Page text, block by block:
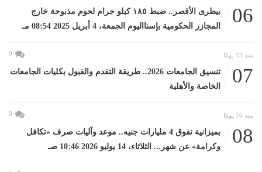
06
بيطرى الأقصر.. ضبط ١٨٥ كيلو جرام لحوم مذبوحة خارج
المجازر الحكومية بإسنااليوم الجمعة، 4 أبريل 2025 08:54 مـ
منذ 13 يومًا 0
07
تنسيق الجامعات 2026.. طريقة التقدم والقبول بكليات الجامعات
الخاصة والأهلية
منذ 16 يومًا 0
08
بميزانية تفوق 4 مليارات جنيه.. موعد وآليات صرف «تكافل
وكرامة» عن شهر... الثلاثاء، 14 يوليو 2026 10:46 صـ